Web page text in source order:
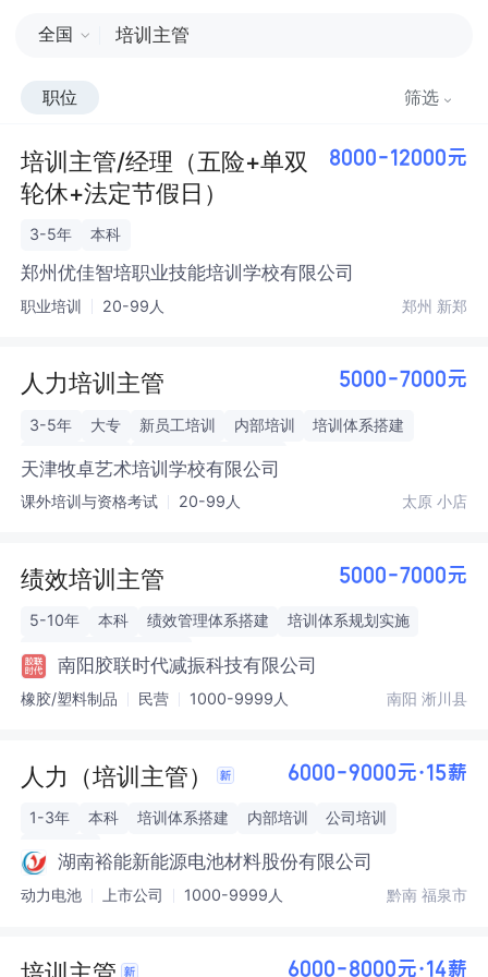
全国
职位 筛选
培训主管/经理（五险+单双
轮休+法定节假日）
8000-12000元
3-5年 本科
郑州优佳智培职业技能培训学校有限公司
职业培训 20-99人 郑州 新郑
人力培训主管 5000-7000元
3-5年 大专 新员工培训 内部培训
培训体系搭建
天津牧卓艺术培训学校有限公司
课外培训与资格考试 20-99人 太原 小店
绩效培训主管 5000-7000元
5-10年 本科 绩效管理体系搭建
培训体系规划实施
制造行业人力资源管理
南阳胶联时代减振科技有限公司
橡胶/塑料制品 民营 1000-9999人 南阳 淅川县
人力（培训主管） 6000-9000元·15薪
1-3年 本科 培训体系搭建 内部培训
公司培训
岗位培训
湖南裕能新能源电池材料股份有限公司
动力电池 上市公司 1000-9999人 黔南 福泉市
6000-8000元·14薪